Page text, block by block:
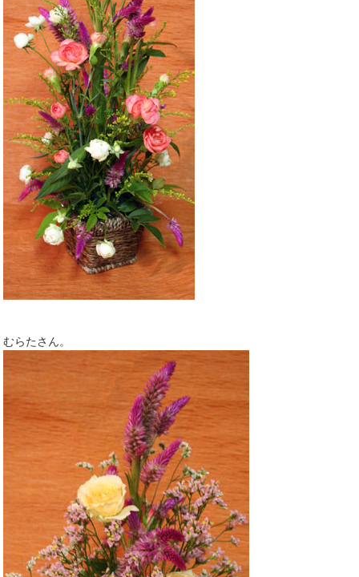
むらたさん。